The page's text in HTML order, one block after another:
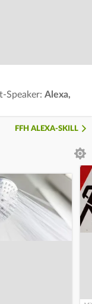
Speaker: Alexa,
FFH ALEXA-SKILL